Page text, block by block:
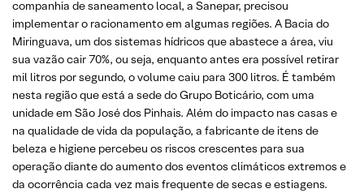
companhia de saneamento local, a Sanepar, precisou
implementar o racionamento em algumas regiões. A Bacia do
Miringuava, um dos sistemas hídricos que abastece a área, viu
sua vazão cair 70%, ou seja, enquanto antes era possível retirar
mil litros por segundo, o volume caiu para 300 litros. É também
nesta região que está a sede do Grupo Boticário, com uma
unidade em São José dos Pinhais. Além do impacto nas casas e
na qualidade de vida da população, a fabricante de itens de
beleza e higiene percebeu os riscos crescentes para sua
operação diante do aumento dos eventos climáticos extremos e
da ocorrência cada vez mais frequente de secas e estiagens.